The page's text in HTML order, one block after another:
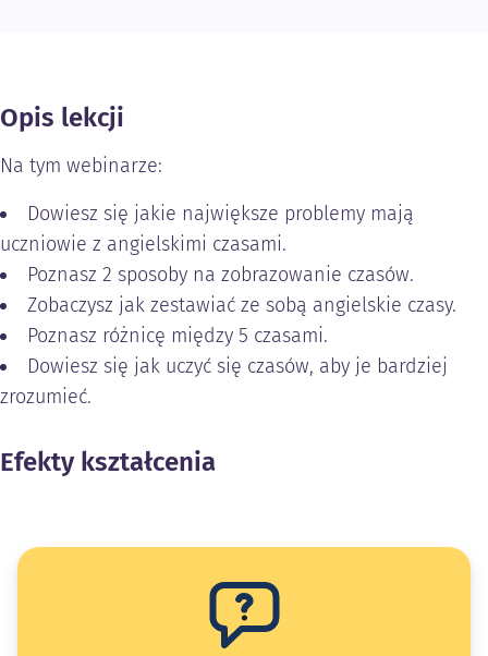
Opis lekcji
Na tym webinarze:
Dowiesz się jakie największe problemy mają
uczniowie z angielskimi czasami.
Poznasz 2 sposoby na zobrazowanie czasów.
Zobaczysz jak zestawiać ze sobą angielskie czasy.
Poznasz różnicę między 5 czasami.
Dowiesz się jak uczyć się czasów, aby je bardziej
zrozumieć.
Efekty kształcenia